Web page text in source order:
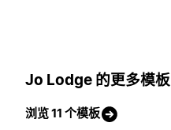
Jo Lodge 的更多模板
浏览 11 个模板